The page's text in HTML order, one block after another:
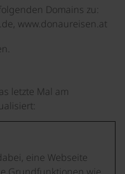
Domains zu:
www.donaureisen.at
letzte Mal am
eine Webseite